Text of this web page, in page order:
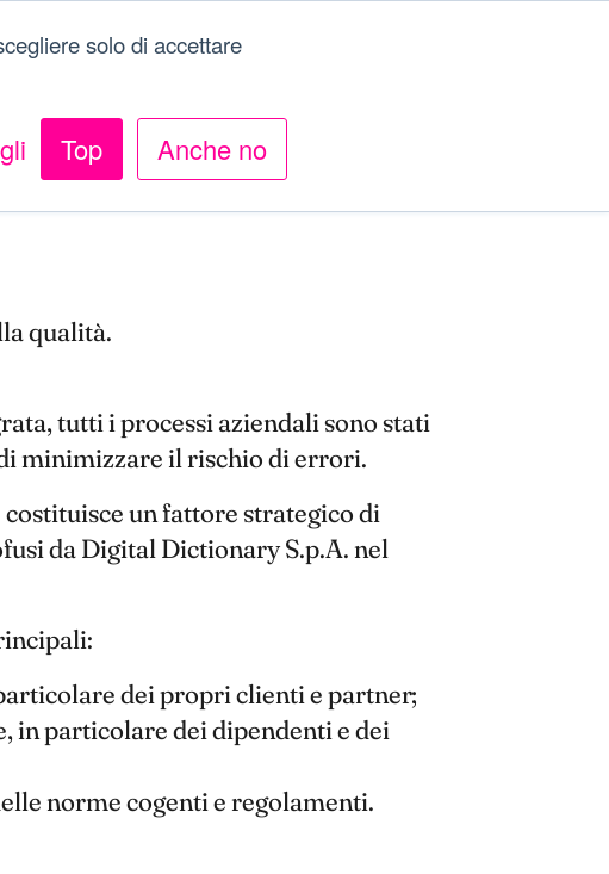
solo di accettare
Top Anche no
qualità.
tutti i processi aziendali sono stati
minimizzare il rischio di errori.
costituisce un fattore strategico di
da Digital Dictionary S.p.A. nel
dei propri clienti e partner;
in particolare dei dipendenti e dei
norme cogenti e regolamenti.